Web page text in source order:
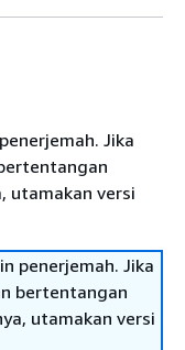
Jika
utamakan versi
penerjemah. Jika
bertentangan
utamakan versi